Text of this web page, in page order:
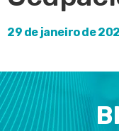
29 de janeiro de